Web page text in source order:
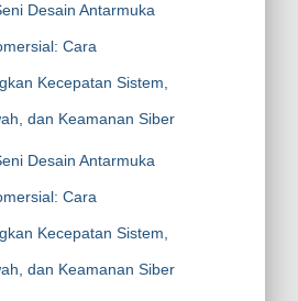
Desain Antarmuka
Cara
Kecepatan Sistem,
dan Keamanan Siber
Desain Antarmuka
Cara
Kecepatan Sistem,
dan Keamanan Siber